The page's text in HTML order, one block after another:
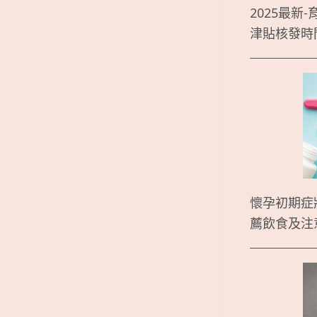
2025最新-
津貼核發
懷孕初期
薦飲食及